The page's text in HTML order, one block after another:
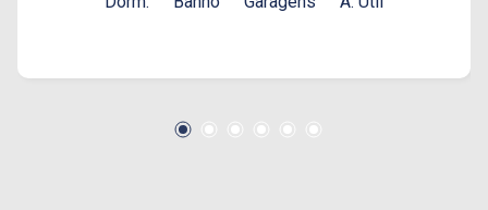
espaçosa com sofá, TV, rack e mesa de jantar;
aquecedor à gás. A suíte conta ainda com cama
iluminação em LED e 2 vagas de garagem no